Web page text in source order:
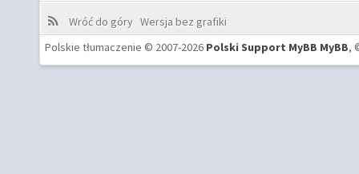
Wróć do góry Wersja bez grafiki
Polskie tłumaczenie © 2007-2026 Polski Support MyBB MyBB,